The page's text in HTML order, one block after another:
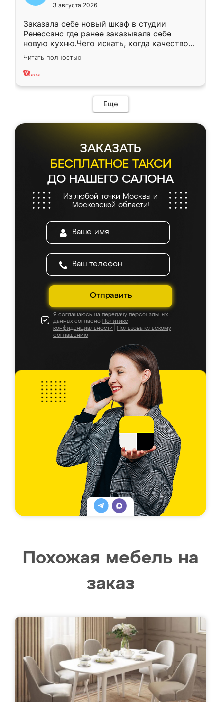
3 августа 2026
Заказала себе новый шкаф в студии
Ренессанс где ранее заказывала себе
новую кухню.Чего искать, когда качеством
вполне довольна. Служит кухня уже почти
два года, нареканий нет.
Читать полностью
Еще
ЗАКАЗАТЬ
БЕСПЛАТНОЕ ТАКСИ
ДО НАШЕГО САЛОНА
Из любой точки Москвы и
Московской области!
Отправить
Я соглашаюсь на передачу персональных
данных согласно Политике
конфиденциальности
Пользовательскому
соглашению
Похожая мебель на
заказ